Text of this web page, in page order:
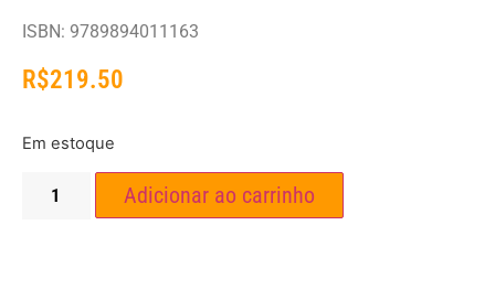
ISBN: 9789894011163
R$219.50
Em estoque
Adicionar ao carrinho